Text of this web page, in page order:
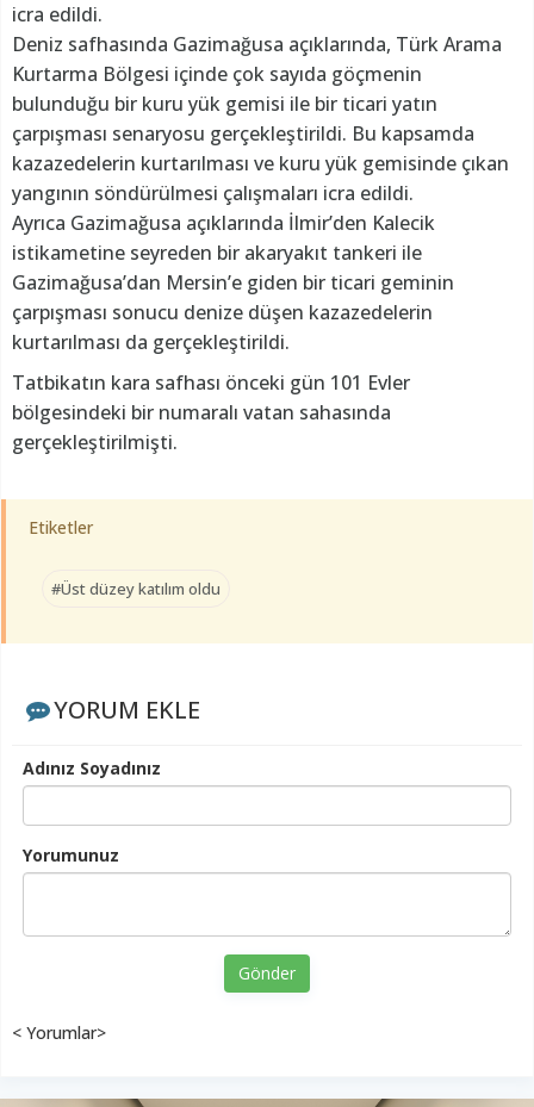
icra edildi.
Deniz safhasında Gazimağusa açıklarında, Türk Arama
Kurtarma Bölgesi içinde çok sayıda göçmenin
bulunduğu bir kuru yük gemisi ile bir ticari yatın
çarpışması senaryosu gerçekleştirildi. Bu kapsamda
kazazedelerin kurtarılması ve kuru yük gemisinde çıkan
yangının söndürülmesi çalışmaları icra edildi.
Ayrıca Gazimağusa açıklarında İlmir’den Kalecik
istikametine seyreden bir akaryakıt tankeri ile
Gazimağusa’dan Mersin’e giden bir ticari geminin
çarpışması sonucu denize düşen kazazedelerin
kurtarılması da gerçekleştirildi.
Tatbikatın kara safhası önceki gün 101 Evler
bölgesindeki bir numaralı vatan sahasında
gerçekleştirilmişti.
Etiketler
#Üst düzey katılım oldu
YORUM EKLE
Adınız Soyadınız
Yorumunuz
Gönder
< Yorumlar>